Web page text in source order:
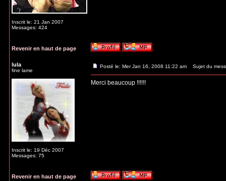
Inscrit le: 21 Jan 2007
Messages: 424
Revenir en haut de page
lula
fine lame
Inscrit le: 19 Déc 2007
Messages: 75
Posté le: Mer Jan 16, 2008 11:22 am Sujet du
Revenir en haut de page